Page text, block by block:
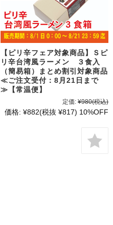
【ピリ辛フェア対象商品】Ｓピ
リ辛台湾風ラーメン ３食入
（簡易箱）まとめ割引対象商品
≪ご注文受付：8月21日まで
≫【常温便】
定価: ¥980(税込)
価格: ¥882(税抜 ¥817) 10%OFF